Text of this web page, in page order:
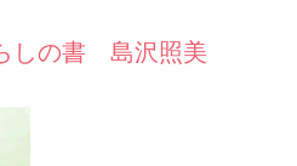
しの書 島沢照美